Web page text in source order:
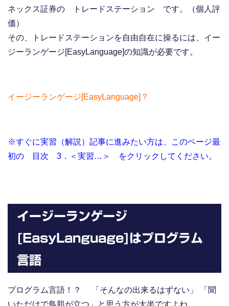
ネックス証券の トレードステーション です。（個人評
価）
その、トレードステーションを自由自在に操るには、イー
ジーランゲージ[EasyLanguage]の知識が必要です。
イージーランゲージ[EasyLanguage]？
※すぐに実習（解説）記事に進みたい方は、このページ最
初の 目次 3．＜実習…＞ をクリックしてください。
イージーランゲージ
[EasyLanguage]はプログラム
言語
プログラム言語！？ 「そんなの出来るはずない」 「聞
いただけで鳥肌が立つ」と思う方が大半ですよね。